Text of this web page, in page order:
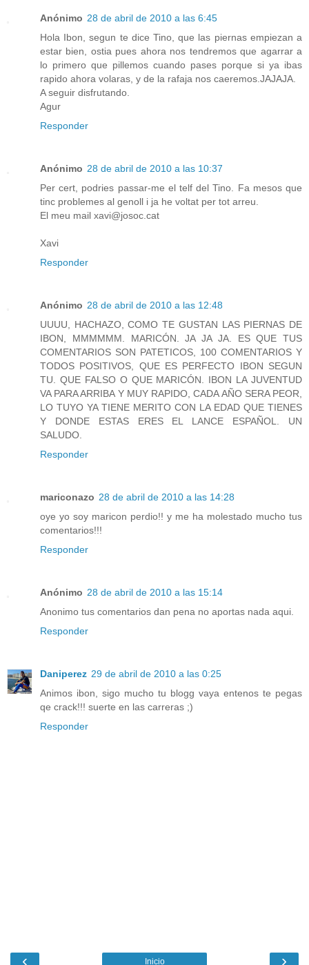
Anónimo 28 de abril de 2010 a las 6:45
Hola Ibon, segun te dice Tino, que las piernas empiezan a
estar bien, ostia pues ahora nos tendremos que agarrar a
lo primero que pillemos cuando pases porque si ya ibas
rapido ahora volaras, y de la rafaja nos caeremos.JAJAJA.
A seguir disfrutando.
Agur
Responder
Anónimo 28 de abril de 2010 a las 10:37
Per cert, podries passar-me el telf del Tino. Fa mesos que
tinc problemes al genoll i ja he voltat per tot arreu.
El meu mail xavi@josoc.cat
Xavi
Responder
Anónimo 28 de abril de 2010 a las 12:48
UUUU, HACHAZO, COMO TE GUSTAN LAS PIERNAS DE
IBON, MMMMMM. MARICÓN. JA JA JA. ES QUE TUS
COMENTARIOS SON PATETICOS, 100 COMENTARIOS Y
TODOS POSITIVOS, QUE ES PERFECTO IBON SEGUN
TU. QUE FALSO O QUE MARICÓN. IBON LA JUVENTUD
VA PARA ARRIBA Y MUY RAPIDO, CADA AÑO SERA PEOR,
LO TUYO YA TIENE MERITO CON LA EDAD QUE TIENES
Y DONDE ESTAS ERES EL LANCE ESPAÑOL. UN
SALUDO.
Responder
mariconazo 28 de abril de 2010 a las 14:28
oye yo soy maricon perdio!! y me ha molestado mucho tus
comentarios!!!
Responder
Anónimo 28 de abril de 2010 a las 15:14
Anonimo tus comentarios dan pena no aportas nada aqui.
Responder
Daniperez 29 de abril de 2010 a las 0:25
Animos ibon, sigo mucho tu blogg vaya entenos te pegas
qe crack!!! suerte en las carreras ;)
Responder
‹ ›
Inicio